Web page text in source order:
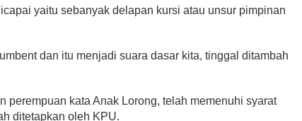
yaitu sebanyak delapan kursi atau unsur pimpinan
dan itu menjadi suara dasar kita, tinggal ditambah
perempuan kata Anak Lorong, telah memenuhi syarat
ditetapkan oleh KPU.